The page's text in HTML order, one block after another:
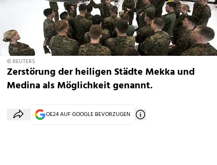
© REUTERS
Zerstörung der heiligen Städte Mekka und
Medina als Möglichkeit genannt.
OE24 AUF GOOGLE BEVORZUGEN